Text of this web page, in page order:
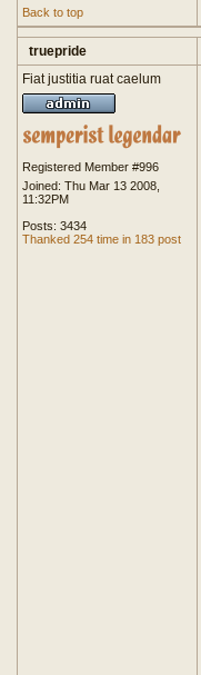
Back to top
truepride
Fiat justitia ruat caelum
Registered Member #996
Joined: Thu Mar 13 2008,
11:32PM
Posts: 3434
Thanked 254 time in 183 post